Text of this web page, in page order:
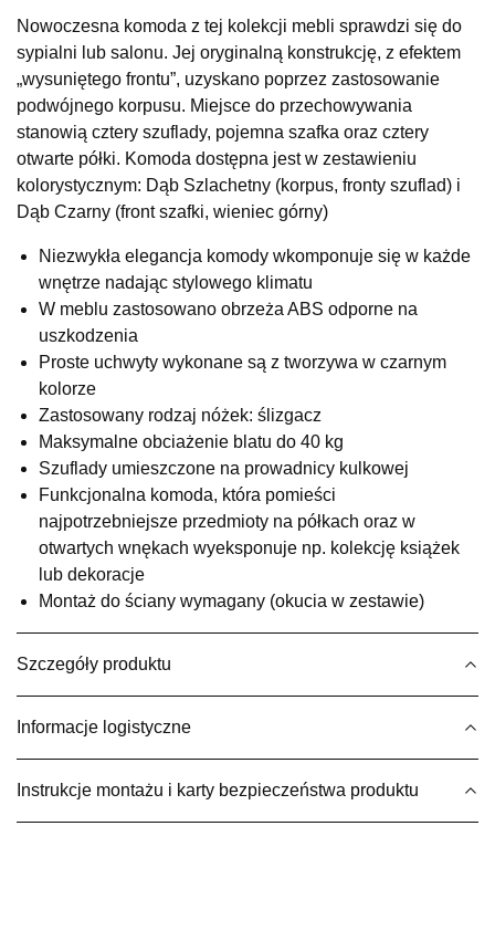
Wybierz
SALON MEBLOWY KUBUŚ
Salon meblowy
UL.RZEMIEŚLNICZA 6
66-470 KOSTRZYN NAD ODRĄ
Nr tel.507103199
Pn-Pt: 10:00-18:00, Sb: 10:00-14:00
1 349,00 zł
Najniższa cena sprzedawcy z ostatnich 30 dni 1 349,00 zł
Wybierz
SALON MEBLOWY M JAK MEBLE
Salon meblowy
UL.BASZTOWA 3
76-100 SŁAWNO
Nr tel.502668736
Adres e-mail:pph.catrin@wp.pl
Godziny otwarcia
Pn-Pt: 09:00-17:00, Sb: 09:00-13:00
SALON MEBLOWY MEBLE EXPO
Salon meblowy
Nowoczesna komoda z tej kolekcji mebli sprawdzi się do
sypialni lub salonu. Jej oryginalną konstrukcję, z efektem
„wysuniętego frontu”, uzyskano poprzez zastosowanie
podwójnego korpusu. Miejsce do przechowywania
stanowią cztery szuflady, pojemna szafka oraz cztery
otwarte półki. Komoda dostępna jest w zestawieniu
kolorystycznym: Dąb Szlachetny (korpus, fronty szuflad) i
Dąb Czarny (front szafki, wieniec górny)
Niezwykła elegancja komody wkomponuje się w każde
wnętrze nadając stylowego klimatu
W meblu zastosowano obrzeża ABS odporne na
uszkodzenia
Proste uchwyty wykonane są z tworzywa w czarnym
kolorze
Zastosowany rodzaj nóżek: ślizgacz
Maksymalne obciażenie blatu do 40 kg
Szuflady umieszczone na prowadnicy kulkowej
Funkcjonalna komoda, która pomieści
najpotrzebniejsze przedmioty na półkach oraz w
otwartych wnękach wyeksponuje np. kolekcję książek
lub dekoracje
Montaż do ściany wymagany (okucia w zestawie)
Szczegóły produktu
Informacje logistyczne
Instrukcje montażu i karty bezpieczeństwa produktu